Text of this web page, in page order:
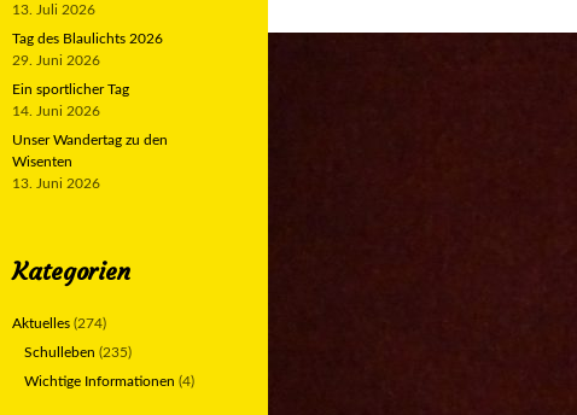
13. Juli 2026
Tag des Blaulichts 2026
29. Juni 2026
Ein sportlicher Tag
14. Juni 2026
Unser Wandertag zu den
Wisenten
13. Juni 2026
Kategorien
Aktuelles (274)
Schulleben (235)
Wichtige Informationen (4)